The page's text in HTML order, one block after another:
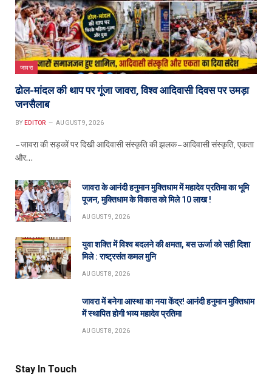
जावरा
ढोल-मांदल की थाप पर गूंजा जावरा, विश्व आदिवासी दिवस पर उमड़ा
जनसैलाब
BY EDITOR AUGUST 9, 2026
– जावरा की सड़कों पर दिखी आदिवासी संस्कृति की झलक – आदिवासी संस्कृति, एकता
और…
जावरा के आनंदी हनुमान मुक्तिधाम में महादेव प्रतिमा का भूमि
पूजन, मुक्तिधाम के विकास को मिले 10 लाख !
AUGUST 9, 2026
युवा शक्ति में विश्व बदलने की क्षमता, बस ऊर्जा को सही दिशा
मिले : राष्ट्रसंत कमल मुनि
AUGUST 8, 2026
जावरा में बनेगा आस्था का नया केंद्र! आनंदी हनुमान मुक्तिधाम
में स्थापित होगी भव्य महादेव प्रतिमा
AUGUST 8, 2026
Stay In Touch